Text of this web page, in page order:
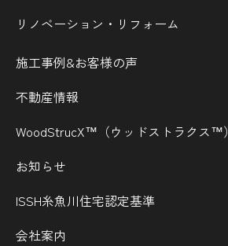
リノベーション・リフォーム
施工事例&お客様の声
不動産情報
WoodStrucX™（ウッドストラクス™）
お知らせ
ISSH糸魚川住宅認定基準
会社案内